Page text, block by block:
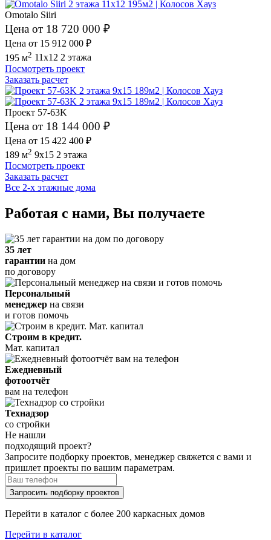
Omotalo Siiri
Цена от 18 720 000 ₽
Цена от 15 912 000 ₽
195 м2 11x12 2 этажа
Посмотреть проект
Заказать расчет
Проект 57-63K
Цена от 18 144 000 ₽
Цена от 15 422 400 ₽
189 м2 9x15 2 этажа
Посмотреть проект
Заказать расчет
Все 2-х этажные дома
Работая с нами, Вы получаете
35 лет
гарантии на дом
по договору
Персональный
менеджер на связи
и готов помочь
Строим в кредит.
Мат. капитал
Ежедневный
фотоотчёт
вам на телефон
Технадзор
со стройки
Не нашли
подходящий проект?
Запросите подборку проектов, менеджер свяжется с вами и
пришлет проекты по вашим параметрам.
Запросить подборку проектов
Перейти в каталог с более 200 каркасных домов
Перейти в каталог